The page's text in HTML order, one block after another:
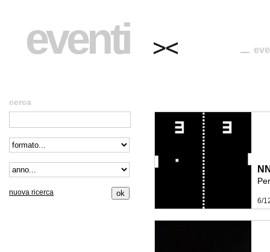
eventi
cerca
nuova ricerca
6/